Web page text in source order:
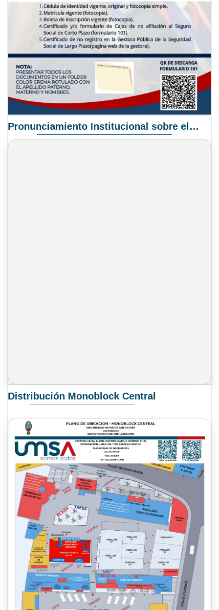
Pronunciamiento Institucional sobre el Proyecto de Ley N° 068/2025-2026 C.S.
Distribución Monoblock Central